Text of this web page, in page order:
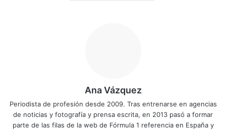
Ana Vázquez
Periodista de profesión desde 2009. Tras entrenarse en agencias
de noticias y fotografía y prensa escrita, en 2013 pasó a formar
parte de las filas de la web de Fórmula 1 referencia en España y